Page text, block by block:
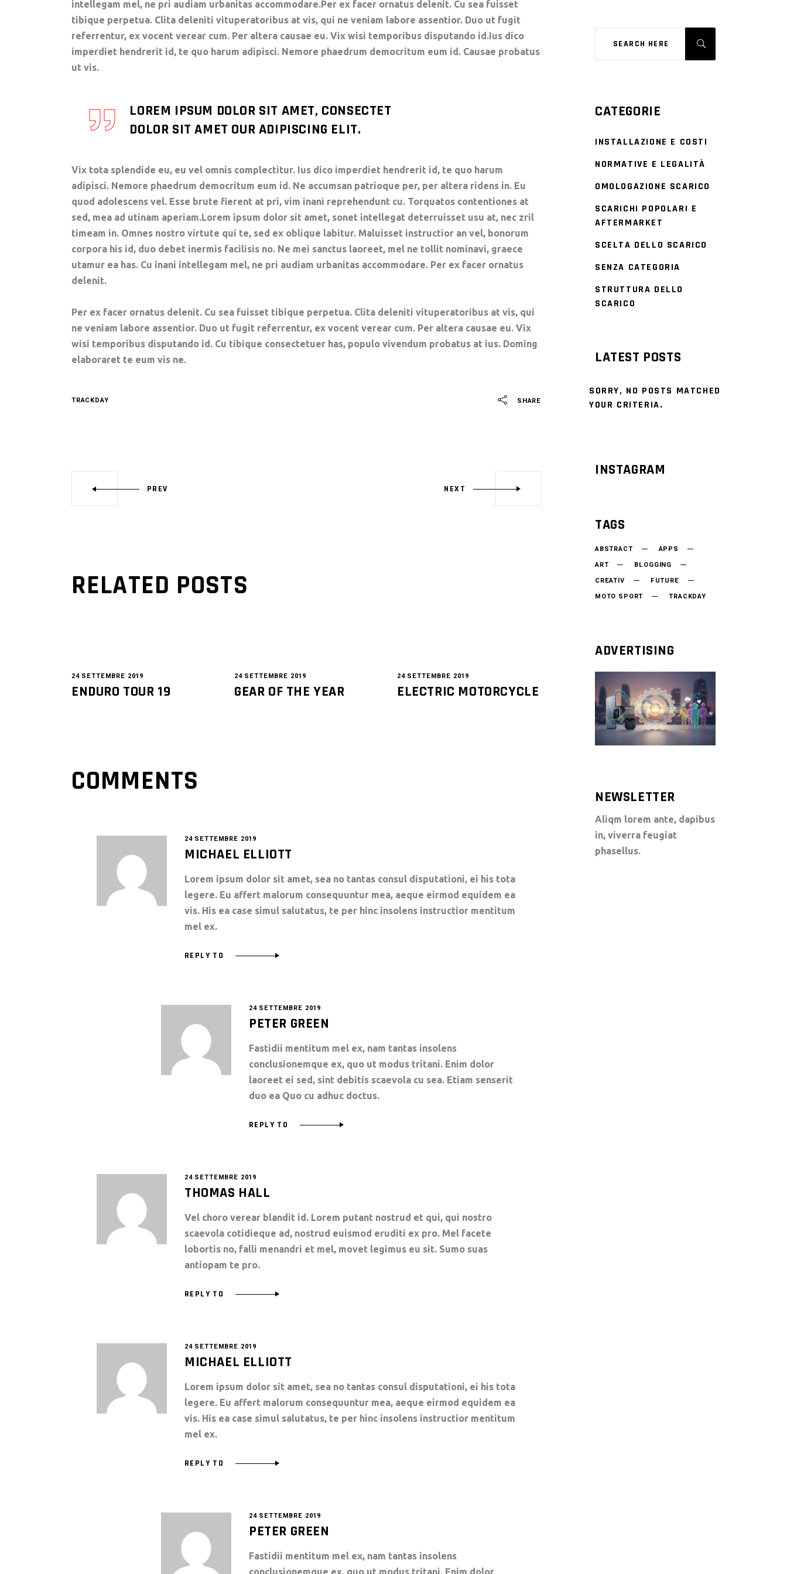
intellegam mel, ne pri audiam urbanitas accommodare.Per ex facer ornatus delenit. Cu sea fuisset
tibique perpetua. Clita deleniti vituperatoribus at vis, qui ne veniam labore assentior. Duo ut fugit
referrentur, ex vocent verear cum. Per altera causae eu. Vix wisi temporibus disputando id.Ius dico
imperdiet hendrerit id, te quo harum adipisci. Nemore phaedrum democritum eum id. Causae probatus
ut vis.
LOREM IPSUM DOLOR SIT AMET, CONSECTET
DOLOR SIT AMET OUR ADIPISCING ELIT.
Vix tota splendide eu, eu vel omnis complectitur. Ius dico imperdiet hendrerit id, te quo harum
adipisci. Nemore phaedrum democritum eum id. Ne accumsan patrioque per, per altera ridens in. Eu
quod adolescens vel. Esse brute fierent at pri, vim inani reprehendunt cu. Torquatos contentiones at
sed, mea ad utinam aperiam.Lorem ipsum dolor sit amet, sonet intellegat deterruisset usu at, nec zril
timeam in. Omnes nostro virtute qui te, sed ex oblique labitur. Maluisset instructior an vel, bonorum
corpora his id, duo debet inermis facilisis no. Ne mei sanctus laoreet, mel ne tollit nominavi, graece
utamur ea has. Cu inani intellegam mel, ne pri audiam urbanitas accommodare. Per ex facer ornatus
delenit.
Per ex facer ornatus delenit. Cu sea fuisset tibique perpetua. Clita deleniti vituperatoribus at vis, qui
ne veniam labore assentior. Duo ut fugit referrentur, ex vocent verear cum. Per altera causae eu. Vix
wisi temporibus disputando id. Cu tibique consectetuer has, populo vivendum probatus at ius. Doming
elaboraret te eum vis ne.
TRACKDAY SHARE
PREV NEXT
RELATED POSTS
24 SETTEMBRE 2019
ENDURO TOUR 19
24 SETTEMBRE 2019
GEAR OF THE YEAR
24 SETTEMBRE 2019
ELECTRIC MOTORCYCLE
COMMENTS
24 SETTEMBRE 2019
MICHAEL ELLIOTT
Lorem ipsum dolor sit amet, sea no tantas consul disputationi, ei his tota
legere. Eu affert malorum consequuntur mea, aeque eirmod equidem ea
vis. His ea case simul salutatus, te per hinc insolens instructior mentitum
mel ex.
REPLY TO
24 SETTEMBRE 2019
PETER GREEN
Fastidii mentitum mel ex, nam tantas insolens
conclusionemque ex, quo ut modus tritani. Enim dolor
laoreet ei sed, sint debitis scaevola cu sea. Etiam senserit
duo ea Quo cu adhuc doctus.
REPLY TO
24 SETTEMBRE 2019
THOMAS HALL
Vel choro verear blandit id. Lorem putant nostrud et qui, qui nostro
scaevola cotidieque ad, nostrud euismod eruditi ex pro. Mel facete
lobortis no, falli menandri et mel, movet legimus eu sit. Sumo suas
antiopam te pro.
REPLY TO
24 SETTEMBRE 2019
MICHAEL ELLIOTT
Lorem ipsum dolor sit amet, sea no tantas consul disputationi, ei his tota
legere. Eu affert malorum consequuntur mea, aeque eirmod equidem ea
vis. His ea case simul salutatus, te per hinc insolens instructior mentitum
mel ex.
REPLY TO
24 SETTEMBRE 2019
PETER GREEN
Fastidii mentitum mel ex, nam tantas insolens
conclusionemque ex, quo ut modus tritani. Enim dolor
CATEGORIE
INSTALLAZIONE E COSTI
NORMATIVE E LEGALITÀ
OMOLOGAZIONE SCARICO
SCARICHI POPOLARI E
AFTERMARKET
SCELTA DELLO SCARICO
SENZA CATEGORIA
STRUTTURA DELLO
SCARICO
LATEST POSTS
SORRY, NO POSTS MATCHED
YOUR CRITERIA.
INSTAGRAM
TAGS
ABSTRACT
APPS
ART
BLOGGING
CREATIV
FUTURE
MOTO SPORT
TRACKDAY
ADVERTISING
NEWSLETTER
Aliqm lorem ante, dapibus
in, viverra feugiat
phasellus.